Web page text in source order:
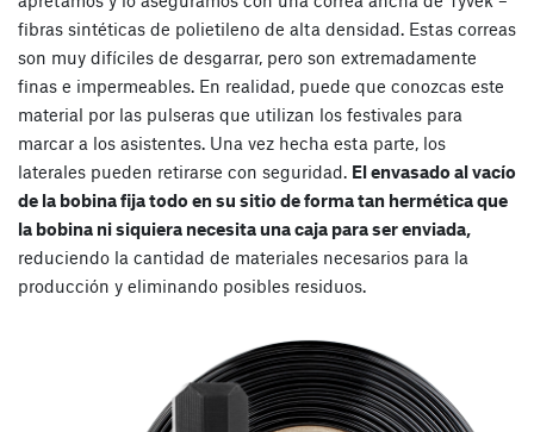
fibras sintéticas de polietileno de alta densidad. Estas correas
son muy difíciles de desgarrar, pero son extremadamente
finas e impermeables. En realidad, puede que conozcas este
material por las pulseras que utilizan los festivales para
marcar a los asistentes. Una vez hecha esta parte, los
laterales pueden retirarse con seguridad. El envasado al vacío
de la bobina fija todo en su sitio de forma tan hermética que
la bobina ni siquiera necesita una caja para ser enviada,
reduciendo la cantidad de materiales necesarios para la
producción y eliminando posibles residuos.